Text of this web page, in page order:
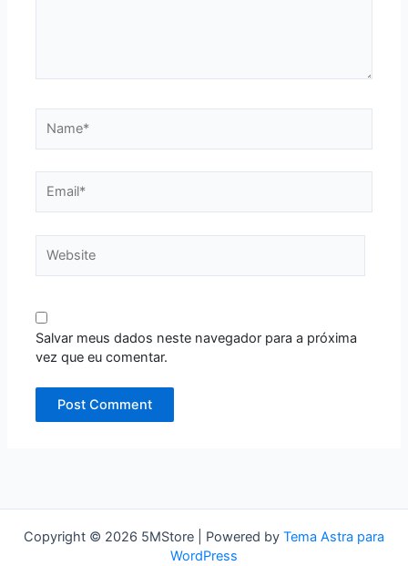
Salvar meus dados neste navegador para a próxima
vez que eu comentar.
Copyright © 2026 5MStore | Powered by Tema Astra para
WordPress